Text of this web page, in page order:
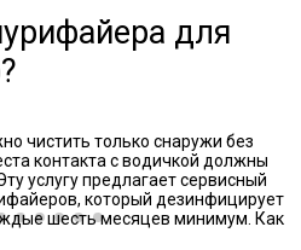
для
чистить только снаружи без
контакта с водичкой должны
услугу предлагает сервисный
который дезинфицирует
шесть месяцев минимум. Как